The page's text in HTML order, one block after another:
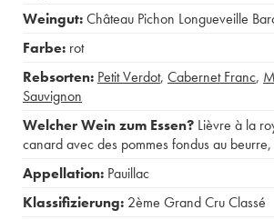
Weingut:Château Pichon Longueveille
Farbe: rot
Rebsorten: Petit Verdot, Cabernet Franc,
Sauvignon
Welcher Wein zum Essen? Lièvre à la
canard avec des pommes fondus au beurre,
Appellation: Pauillac
Klassifizierung: 2ème Grand Cru Classé